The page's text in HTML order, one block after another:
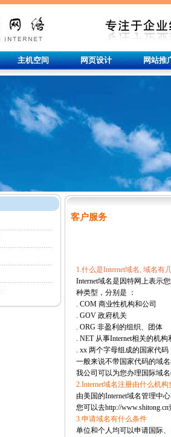
主机空间 网页设计 网站推
客户服务
1.什么是Internet域名, 域名有
Internet域名是因特网上表示
种类型，分别是 ：
. COM 商业性机构和公司
. GOV 政府机关
. ORG 非盈利的组织、团体
. NET 从事Internet相关的机构
. xx 两个字母组成的国家代
一般来说不带国家代码的域
我公司可以为您办理国际域
2.Internet域名注册由什么机构
由美国的Internet域名管理中
您可以去http://
3.申请域名有什么条件
单位和个人均可以申请国际